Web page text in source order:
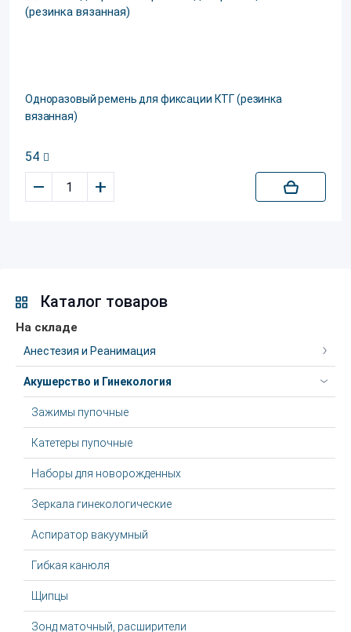
Одноразовый ремень для фиксации КТГ (резинка
вязанная)
54
– +
Каталог товаров
На складе
Анестезия и Реанимация
Акушерство и Гинекология
Зажимы пупочные
Катетеры пупочные
Наборы для новорожденных
Зеркала гинекологические
Аспиратор вакуумный
Гибкая канюля
Щипцы
Зонд маточный, расширители